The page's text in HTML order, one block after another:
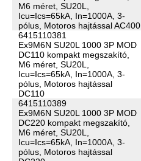
M6 méret, SU20L,
Icu=Ics=65kA, In=1000A, 3-
pólus, Motoros hajtással AC400
6415110381
Ex9M6N SU20L 1000 3P MOD
DC110 kompakt megszakító,
M6 méret, SU20L,
Icu=Ics=65kA, In=1000A, 3-
pólus, Motoros hajtással
DC110
6415110389
Ex9M6N SU20L 1000 3P MOD
DC220 kompakt megszakító,
M6 méret, SU20L,
Icu=Ics=65kA, In=1000A, 3-
pólus, Motoros hajtással